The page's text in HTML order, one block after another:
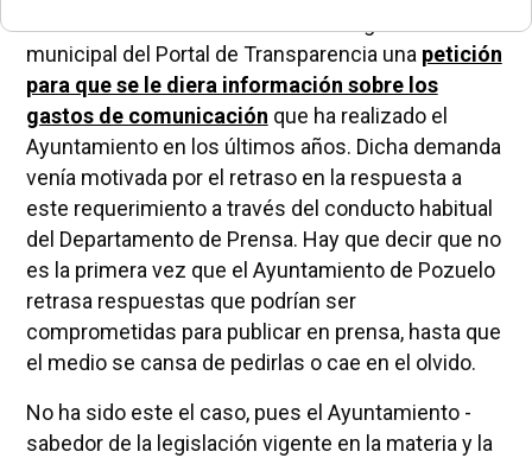
municipal del Portal de Transparencia una petición
para que se le diera información sobre los
gastos de comunicación que ha realizado el
Ayuntamiento en los últimos años. Dicha demanda
venía motivada por el retraso en la respuesta a
este requerimiento a través del conducto habitual
del Departamento de Prensa. Hay que decir que no
es la primera vez que el Ayuntamiento de Pozuelo
retrasa respuestas que podrían ser
comprometidas para publicar en prensa, hasta que
el medio se cansa de pedirlas o cae en el olvido.
No ha sido este el caso, pues el Ayuntamiento -
sabedor de la legislación vigente en la materia y la